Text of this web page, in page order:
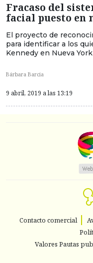
Fracaso del
facial puesto en
El proyecto de
para identificar a los
Kennedy en Nueva York
Bárbara Barcia
9 abril, 2019 a las 13:19
Contacto comercial
Valores Pautas